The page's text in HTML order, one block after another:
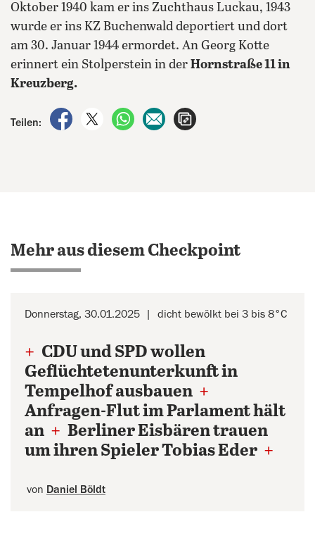
Oktober 1940 kam er ins Zuchthaus Luckau, 1943
wurde er ins KZ Buchenwald deportiert und dort
am 30. Januar 1944 ermordet. An Georg Kotte
erinnert ein Stolperstein in der Hornstraße 11 in
Kreuzberg.
Teilen:
auf Facebook teilen
auf X teilenper WhatsApp teilen
per E-Mail teilen
Mehr aus diesem Checkpoint
Donnerstag, 30.01.2025 dicht bewölkt bei 3 bis 8°C
+ CDU und SPD wollen
Geflüchtetenunterkunft in
Tempelhof ausbauen +
Anfragen-Flut im Parlament hält
an + Berliner Eisbären trauen
um ihren Spieler Tobias Eder +
von Daniel Böldt